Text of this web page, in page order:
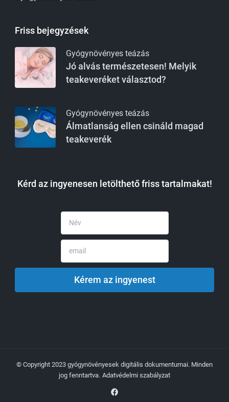
Friss bejegyzések
Gyógynövényes teázás
Jó alvás természetesen! Melyik
teakeveréket választod?
Gyógynövényes teázás
Álmatlanság ellen csináld magad
teakeverék
Kérd az ingyenesen letölthető friss tartalmakat!
© Copyright 2023 gyógynövényesek digitális dokumentumai. Minden
jog fenntartva. Adatvédelmi szabályzat